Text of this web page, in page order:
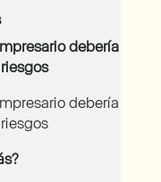
debería
debería